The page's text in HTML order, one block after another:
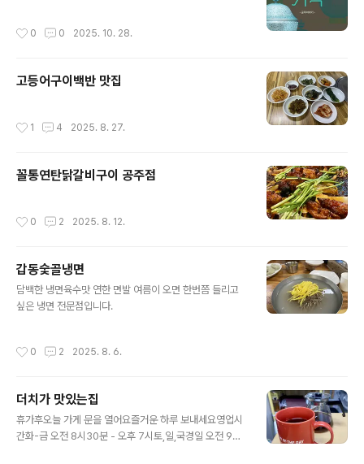
0 0 2025. 10. 28.
고등어구이백반 맛집
1 4 2025. 8. 27.
꼴통연탄닭갈비구이 공주점
0 2 2025. 8. 12.
갑동숯골냉면
담백한 냉면육수맛 연한 면발 여름이 오면 한번쯤 들리고
싶은 냉면 전문점입니다.
0 2 2025. 8. 6.
더치가 맛있는집
휴가후오늘 가게 문을 열어요즐거운 하루 보내세요영업시
간화-금 오전 8시30분 - 오후 7시토,일,국경일 오전 9시